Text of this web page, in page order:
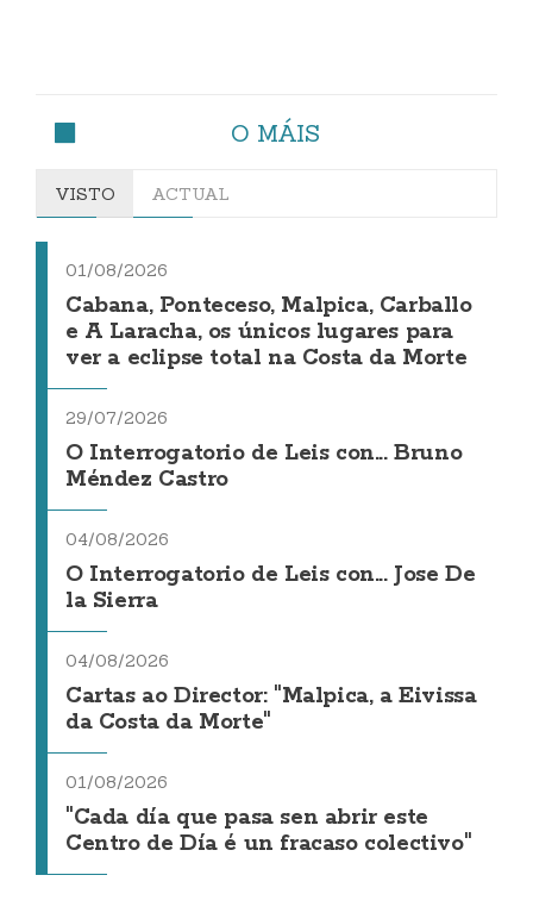
O MÁIS
VISTO ACTUAL
01/08/2026
Cabana, Ponteceso, Malpica, Carballo
e A Laracha, os únicos lugares para
ver a eclipse total na Costa da Morte
29/07/2026
O Interrogatorio de Leis con... Bruno
Méndez Castro
04/08/2026
O Interrogatorio de Leis con... Jose De
la Sierra
04/08/2026
Cartas ao Director: "Malpica, a Eivissa
da Costa da Morte"
01/08/2026
"Cada día que pasa sen abrir este
Centro de Día é un fracaso colectivo"